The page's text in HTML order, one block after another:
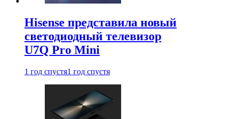
Hisense представила новый
светодиодный телевизор
U7Q Pro Mini
1 год спустя1 год спустя